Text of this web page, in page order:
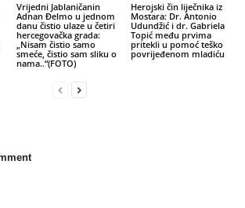
Vrijedni Jablaničanin
Adnan Đelmo u jednom
danu čistio ulaze u četiri
hercegovačka grada:
„Nisam čistio samo
smeće, čistio sam sliku o
nama..“(FOTO)
Herojski čin liječnika iz
Mostara: Dr. Antonio
Udundžić i dr. Gabriela
Topić među prvima
pritekli u pomoć teško
povrijeđenom mladiću